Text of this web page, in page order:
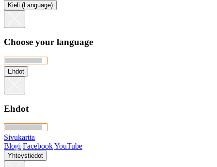
Kieli (Language)
Choose your language
Ehdot
Ehdot
Sivukartta
Blogi FacebookYouTube
Yhteystiedot